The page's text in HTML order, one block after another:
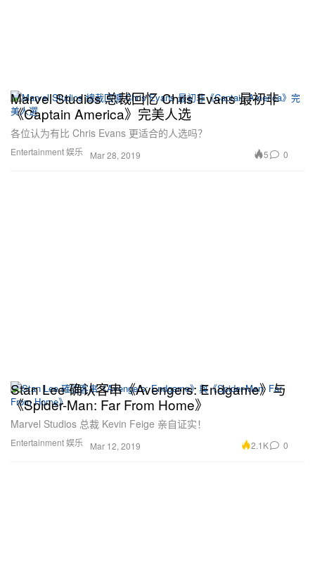
Entertainment 娱乐
Marvel Studios 总裁回忆 Chris Evans 最初非
《Captain America》完美人选
各位认为有比 Chris Evans 更适合的人选吗？
Mar 28, 2019 5 0
Entertainment 娱乐
Stan Lee 确认客串《Avengers: Endgame》与
《Spider-Man: Far From Home》
Marvel Studios 总裁 Kevin Feige 亲自证实！
Mar 12, 2019 2.1K 0